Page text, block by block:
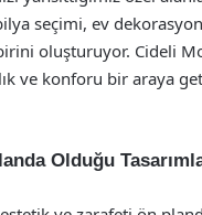
seçimi, ev
oluşturuyor. Cideli
ve konforu bir araya
Olduğu